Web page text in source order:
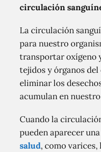
circulación
La circulación
para nuestro
transportar oxígeno
tejidos y órganos del
eliminar los
acumulan en
Cuando la
pueden aparecer
salud, como